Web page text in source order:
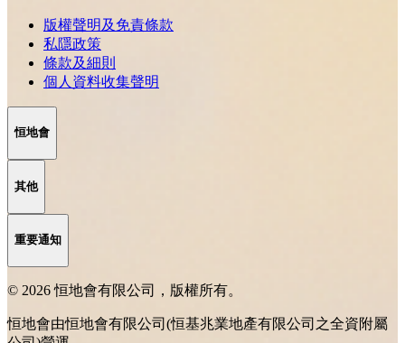
版權聲明及免責條款
私隱政策
條款及細則
個人資料收集聲明
恒地會
其他
重要通知
© 2026 恒地會有限公司，版權所有。
恒地會由恒地會有限公司(恒基兆業地產有限公司之全資附屬